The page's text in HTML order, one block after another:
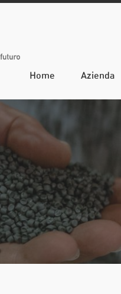
Home Azienda